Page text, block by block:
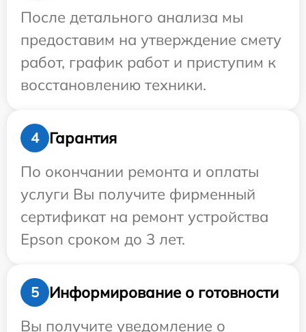
После детального анализа мы
предоставим на утверждение смету
работ, график работ и приступим к
восстановлению техники.
4
Гарантия
По окончании ремонта и оплаты
услуги Вы получите фирменный
сертификат на ремонт устройства
Epson сроком до 3 лет.
5
Информирование о готовности
Вы получите уведомление о